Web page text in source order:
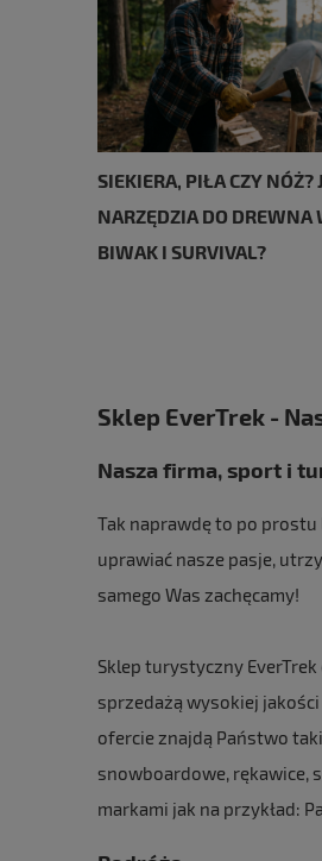
SIEKIERA, PIŁA CZY NÓŻ?
NARZĘDZIA DO DREWNA
BIWAK I SURVIVAL?
Sklep EverTrek -
Nasza firma, sport i
Tak naprawdę to po
uprawiać nasze pasje,
samego Was zachęcamy!
Sklep turystyczny
sprzedażą wysokiej jakości
ofercie znajdą Państwo
snowboardowe, rękawice,
markami jak na przykład: